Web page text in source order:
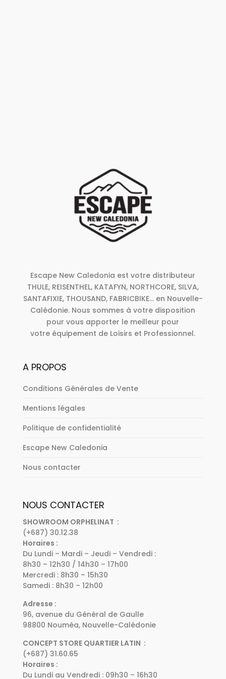
Escape New Caledonia est votre distributeur
THULE, REISENTHEL, KATAFYN, NORTHCORE, SILVA,
SANTAFIXIE, THOUSAND, FABRICBIKE... en Nouvelle-
Calédonie. Nous sommes à votre disposition
pour vous apporter le meilleur pour
votre équipement de Loisirs et Professionnel.
A PROPOS
Conditions Générales de Vente
Mentions légales
Politique de confidentialité
Escape New Caledonia
Nous contacter
NOUS CONTACTER
SHOWROOM ORPHELINAT :
(+687) 30.12.38
Horaires :
Du Lundi – Mardi – Jeudi – Vendredi :
8h30 – 12h30 / 14h30 – 17h00
Mercredi : 8h30 – 15h30
Samedi : 8h30 – 12h00
Adresse :
96, avenue du Général de Gaulle
98800 Nouméa, Nouvelle-Calédonie
CONCEPT STORE QUARTIER LATIN :
(+687) 31.60.65
Horaires :
Du Lundi au Vendredi : 09h30 – 16h30